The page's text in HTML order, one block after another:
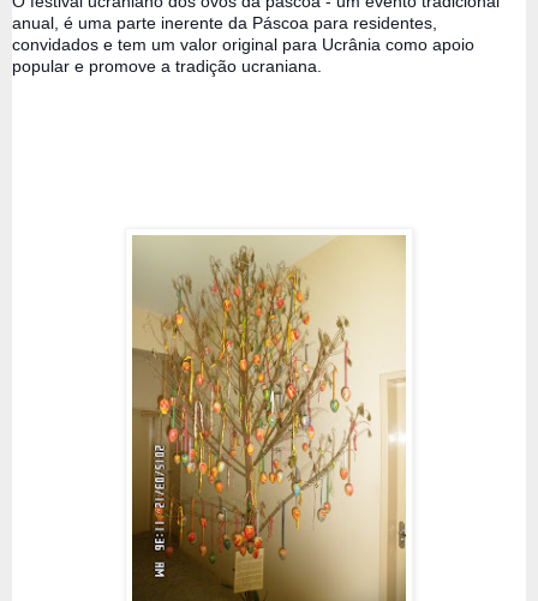
anual, é uma parte inerente da Páscoa para residentes,
convidados e tem um valor original para Ucrânia como apoio
popular e promove a tradição ucraniana.